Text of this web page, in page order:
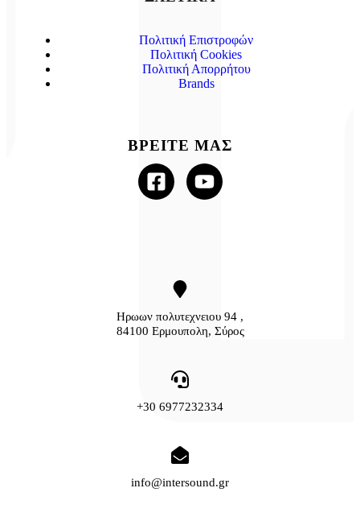
Ηρωων πολυτεχνειου 94 ,
84100 Ερμουπολη, Σύρος
+30 6977232334
info@intersound.gr
Πολιτική Επιστροφών
Πολιτική Cookies
Πολιτική Απορρήτου
Brands
ΒΡΕΙΤΕ ΜΑΣ